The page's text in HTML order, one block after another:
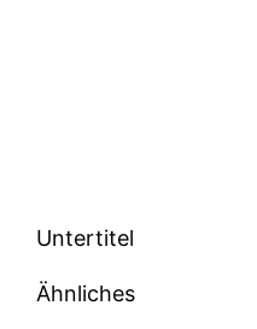
Untertitel
Ähnliches